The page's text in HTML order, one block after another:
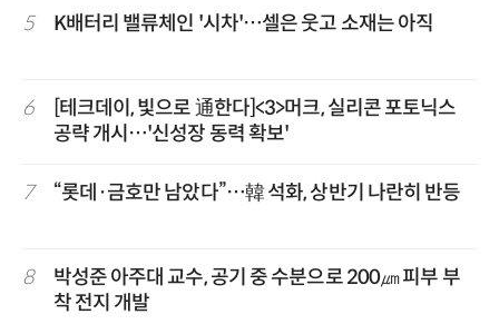
5 K배터리 밸류체인 '시차'…셀은 웃고 소재는 아직
6
[테크데이, 빛으로 通한다]<3>머크, 실리콘 포토닉스
공략 개시…'신성장 동력 확보'
7 “롯데·금호만 남았다”…韓 석화, 상반기 나란히 반등
8
박성준 아주대 교수, 공기 중 수분으로 200㎛ 피부 부
착 전지 개발